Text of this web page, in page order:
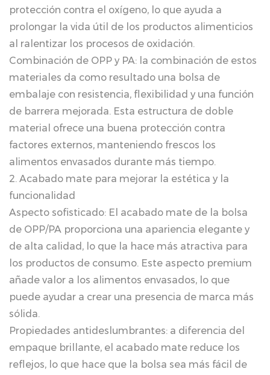
protección contra el oxígeno, lo que ayuda a
prolongar la vida útil de los productos alimenticios
al ralentizar los procesos de oxidación.
Combinación de OPP y PA: la combinación de estos
materiales da como resultado una bolsa de
embalaje con resistencia, flexibilidad y una función
de barrera mejorada. Esta estructura de doble
material ofrece una buena protección contra
factores externos, manteniendo frescos los
alimentos envasados ​​durante más tiempo.
2. Acabado mate para mejorar la estética y la
funcionalidad
Aspecto sofisticado: El acabado mate de la bolsa
de OPP/PA proporciona una apariencia elegante y
de alta calidad, lo que la hace más atractiva para
los productos de consumo. Este aspecto premium
añade valor a los alimentos envasados, lo que
puede ayudar a crear una presencia de marca más
sólida.
Propiedades antideslumbrantes: a diferencia del
empaque brillante, el acabado mate reduce los
reflejos, lo que hace que la bolsa sea más fácil de